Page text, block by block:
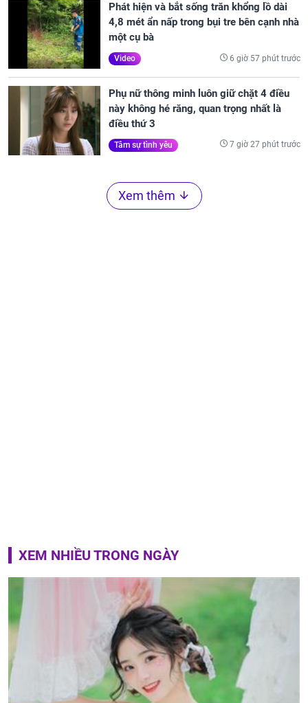
Phát hiện và bắt sống trăn khổng lồ dài
4,8 mét ẩn nấp trong bụi tre bên cạnh nhà
một cụ bà
Video 6 giờ 57 phút trước
Phụ nữ thông minh luôn giữ chặt 4 điều
này không hé răng, quan trọng nhất là
điều thứ 3
Tâm sự tình yêu 7 giờ 27 phút trước
Xem thêm
XEM NHIỀU TRONG NGÀY